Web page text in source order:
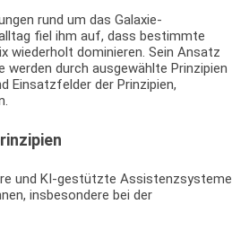
rund um das Galaxie-
fiel ihm auf, dass bestimmte
wiederholt dominieren. Sein Ansatz
werden durch ausgewählte Prinzipien
Einsatzfelder der Prinzipien,
und KI-gestützte Assistenzsysteme
insbesondere bei der